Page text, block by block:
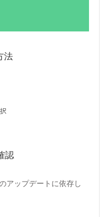
法
認
アップデートに依存し